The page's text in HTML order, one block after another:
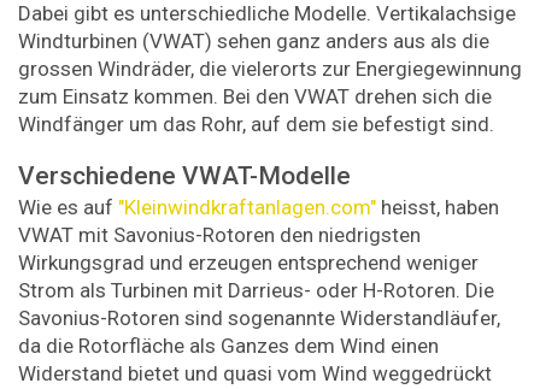
Dabei gibt es unterschiedliche Modelle. Vertikalachsige
Windturbinen (VWAT) sehen ganz anders aus als die
grossen Windräder, die vielerorts zur Energiegewinnung
zum Einsatz kommen. Bei den VWAT drehen sich die
Windfänger um das Rohr, auf dem sie befestigt sind.
Verschiedene VWAT-Modelle
Wie es auf "Kleinwindkraftanlagen.com" heisst, haben
VWAT mit Savonius-Rotoren den niedrigsten
Wirkungsgrad und erzeugen entsprechend weniger
Strom als Turbinen mit Darrieus- oder H-Rotoren. Die
Savonius-Rotoren sind sogenannte Widerstandläufer,
da die Rotorfläche als Ganzes dem Wind einen
Widerstand bietet und quasi vom Wind weggedrückt